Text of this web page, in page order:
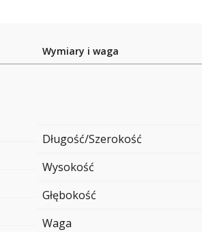
Wymiary i waga
Długość/Szerokość
Wysokość
Głębokość
Waga